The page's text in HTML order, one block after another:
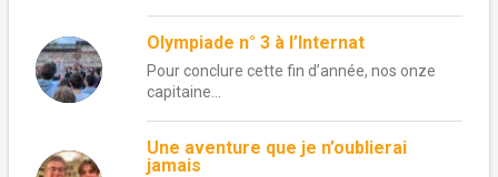
Olympiade n° 3 à l’Internat
Pour conclure cette fin d’année, nos onze
capitaine...
Une aventure que je n’oublierai
jamais